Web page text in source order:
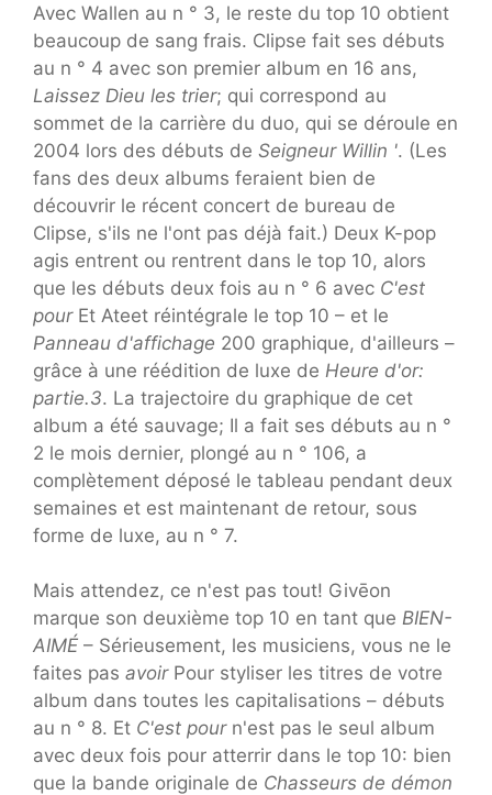
Avec Wallen au n ° 3, le reste du top 10 obtient
beaucoup de sang frais. Clipse fait ses débuts
au n ° 4 avec son premier album en 16 ans,
Laissez Dieu les trier; qui correspond au
sommet de la carrière du duo, qui se déroule en
2004 lors des débuts de Seigneur Willin '. (Les
fans des deux albums feraient bien de
découvrir le récent concert de bureau de
Clipse, s'ils ne l'ont pas déjà fait.) Deux K-pop
agis entrent ou rentrent dans le top 10, alors
que les débuts deux fois au n ° 6 avec C'est
pourEt Ateet réintégrale le top 10 – et le
Panneau d'affichage 200 graphique, d'ailleurs –
grâce à une réédition de luxe de Heure d'or:
partie.3. La trajectoire du graphique de cet
album a été sauvage; Il a fait ses débuts au n °
2 le mois dernier, plongé au n ° 106, a
complètement déposé le tableau pendant deux
semaines et est maintenant de retour, sous
forme de luxe, au n ° 7.
Mais attendez, ce n'est pas tout! Givēon
marque son deuxième top 10 en tant que BIEN-
AIMÉ – Sérieusement, les musiciens, vous ne le
faites pas avoirPour styliser les titres de votre
album dans toutes les capitalisations – débuts
au n ° 8. Et C'est pourn'est pas le seul album
avec deux fois pour atterrir dans le top 10: bien
que la bande originale de Chasseurs de démon